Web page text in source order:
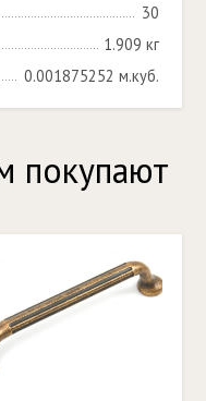
30
1.909 кг
0.001875252 м.куб.
покупают